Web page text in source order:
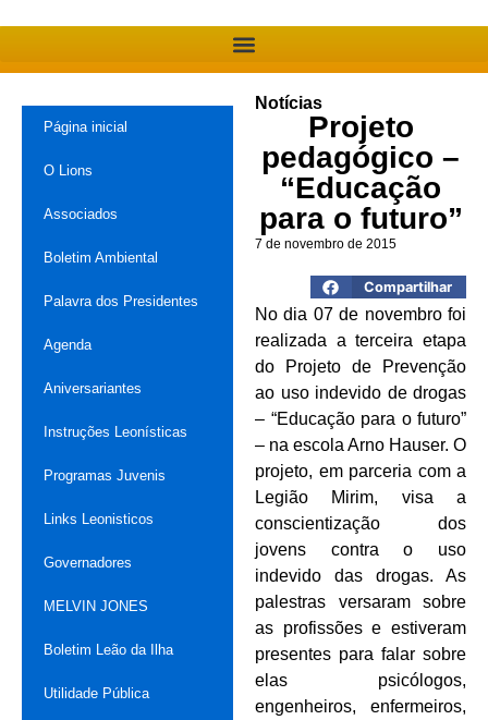
Notícias
Projeto
pedagógico –
“Educação
para o futuro”
7 de novembro de 2015
Compartilhar
No dia 07 de novembro foi
realizada a terceira etapa
do Projeto de Prevenção
ao uso indevido de drogas
– “Educação para o futuro”
– na escola Arno Hauser. O
projeto, em parceria com a
Legião Mirim, visa a
conscientização dos
jovens contra o uso
indevido das drogas. As
palestras versaram sobre
as profissões e estiveram
presentes para falar sobre
elas psicólogos,
engenheiros, enfermeiros,
Página inicial
O Lions
Associados
Boletim Ambiental
Palavra dos Presidentes
Agenda
Aniversariantes
Instruções Leonísticas
Programas Juvenis
Links Leonisticos
Governadores
MELVIN JONES
Boletim Leão da Ilha
Utilidade Pública